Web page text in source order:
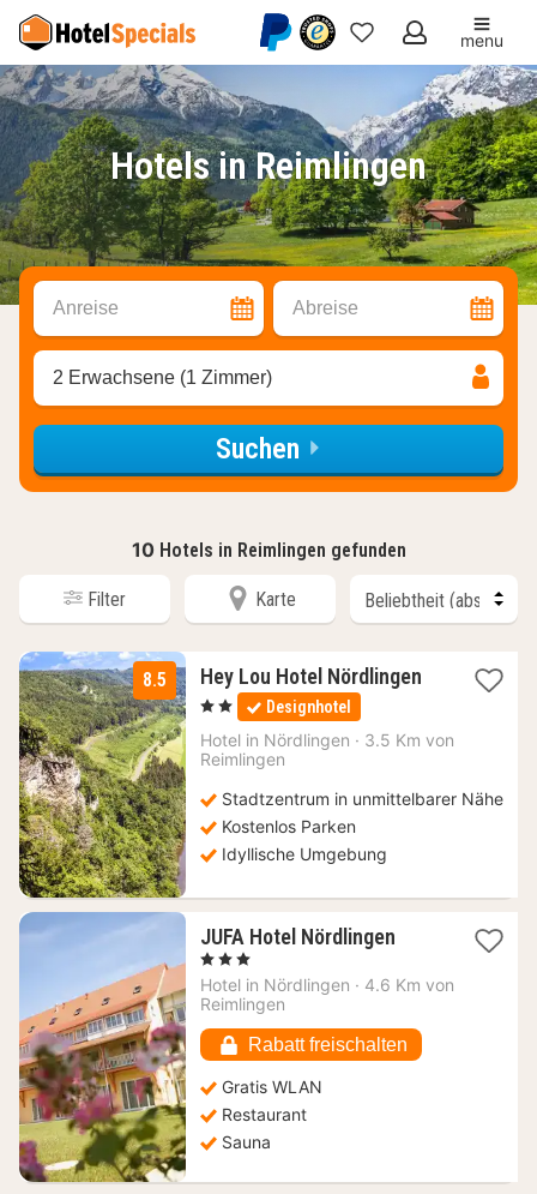
Meine
Favoriten
menu
Hotels in Reimlingen
Anreise Abreise
2 Erwachsene (1 Zimmer)
Suchen
10 Hotels in Reimlingen gefunden
Filter Karte
8.5 Hey Lou Hotel Nördlingen2
Nächte
64
, 2 Sterne Designhotel
Hotel in Nördlingen · 3.5 Km von
Reimlingen
Stadtzentrum in unmittelbarer Nähe
Kostenlos Parken
Idyllische Umgebung
JUFA Hotel Nördlingen1
ab
, 3 Sterne
Hotel in Nördlingen · 4.6 Km von
Reimlingen
Rabatt freischalten
Gratis WLAN
Restaurant
Sauna